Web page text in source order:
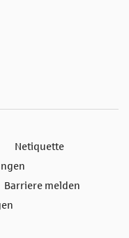
Netiquette
Barriere melden